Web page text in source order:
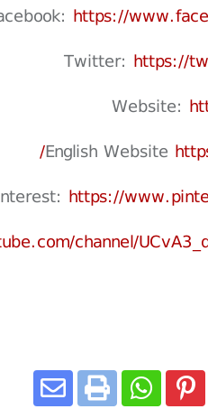
https://
Twitter: https://
Website:
English Website
https://
channel/